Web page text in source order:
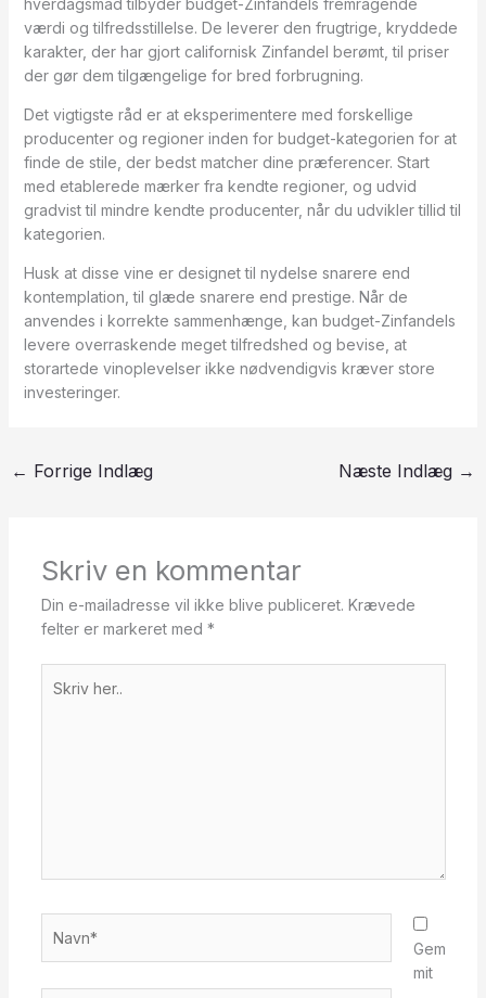
hverdagsmad tilbyder budget-Zinfandels fremragende
værdi og tilfredsstillelse. De leverer den frugtrige, kryddede
karakter, der har gjort californisk Zinfandel berømt, til priser
der gør dem tilgængelige for bred forbrugning.
Det vigtigste råd er at eksperimentere med forskellige
producenter og regioner inden for budget-kategorien for at
finde de stile, der bedst matcher dine præferencer. Start
med etablerede mærker fra kendte regioner, og udvid
gradvist til mindre kendte producenter, når du udvikler tillid til
kategorien.
Husk at disse vine er designet til nydelse snarere end
kontemplation, til glæde snarere end prestige. Når de
anvendes i korrekte sammenhænge, kan budget-Zinfandels
levere overraskende meget tilfredshed og bevise, at
storartede vinoplevelser ikke nødvendigvis kræver store
investeringer.
← Forrige Indlæg Næste Indlæg →
Skriv en kommentar
Din e-mailadresse vil ikke blive publiceret. Krævede
felter er markeret med *
her..
Gem
mit